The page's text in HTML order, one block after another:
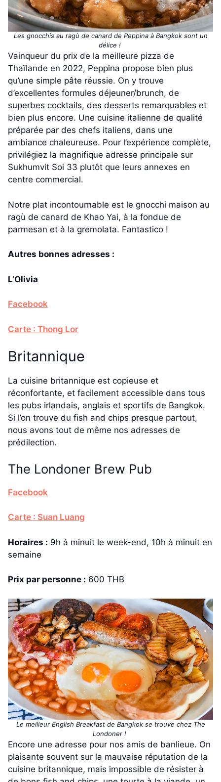
Les gnocchis au ragù de canard de Peppina à Bangkok sont un
délice !
Vainqueur du prix de la meilleure pizza de
Thaïlande en 2022, Peppina propose bien plus
qu’une simple pâte réussie. On y trouve
d’excellentes formules déjeuner/brunch, de
superbes cocktails, des desserts remarquables et
bien plus encore. Une cuisine italienne de qualité
préparée par des chefs italiens, dans une
ambiance chaleureuse. Pour l’expérience complète,
privilégiez la magnifique adresse principale sur
Sukhumvit Soi 33 plutôt que leurs annexes en
centre commercial.
Notre plat incontournable est le gnocchi maison au
ragù de canard de Khao Yai, à la fondue de
parmesan et à la gremolata. Fantastico !
Autres bonnes adresses :
L’Olivia
Facebook
Carte : Thong Lor
Britannique
La cuisine britannique est copieuse et
réconfortante, et facilement accessible dans tous
les pubs irlandais, anglais et sportifs de Bangkok.
Si l’on trouve du fish and chips presque partout,
nous avons tout de même nos adresses de
prédilection.
The Londoner Brew Pub
Facebook
Carte : Suan Luang
Horaires : 9h à minuit le week-end, 10h à minuit en
semaine
Prix par personne : 600 THB
Le meilleur English Breakfast de Bangkok se trouve chez The
Londoner !
Encore une adresse pour nos amis de banlieue. On
plaisante souvent sur la mauvaise réputation de la
cuisine britannique, mais impossible de résister à